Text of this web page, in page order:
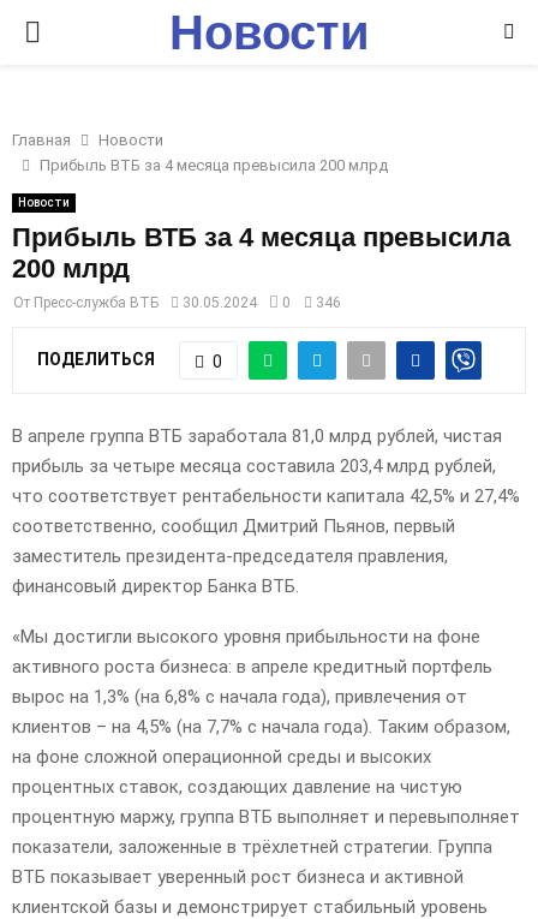
P
I
M
A
R
M
E
U
Новости
Главная
Новости
Прибыль ВТБ за 4 месяца превысила 200 млрд
Новости
Прибыль ВТБ за 4 месяца превысила
200 млрд
От Пресс-служба ВТБ 30.05.2024 0 346
ПОДЕЛИТЬСЯ 0
В апреле группа ВТБ заработала 81,0 млрд рублей, чистая
прибыль за четыре месяца составила 203,4 млрд рублей,
что соответствует рентабельности капитала 42,5% и 27,4%
соответственно, сообщил Дмитрий Пьянов, первый
заместитель президента-председателя правления,
финансовый директор Банка ВТБ.
«Мы достигли высокого уровня прибыльности на фоне
активного роста бизнеса: в апреле кредитный портфель
вырос на 1,3% (на 6,8% с начала года), привлечения от
клиентов – на 4,5% (на 7,7% с начала года). Таким образом,
на фоне сложной операционной среды и высоких
процентных ставок, создающих давление на чистую
процентную маржу, группа ВТБ выполняет и перевыполняет
показатели, заложенные в трёхлетней стратегии. Группа
ВТБ показывает уверенный рост бизнеса и активной
клиентской базы и демонстрирует стабильный уровень